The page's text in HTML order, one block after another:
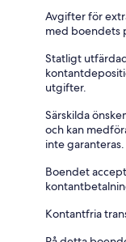
Avgifter för
med boendets
Statligt
utgifter.
Särskilda
och kan
inte garanteras.
Boendet
Kontantfria